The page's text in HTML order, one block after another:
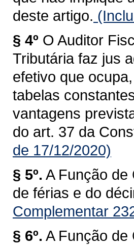
deste artigo.
§ 4º O Auditor
Tributária faz jus
efetivo que
tabelas
vantagens
do art. 37 da
de 17/12/2020)
§ 5º. A Função de
de férias e do
Complementar
§ 6º. A Função de